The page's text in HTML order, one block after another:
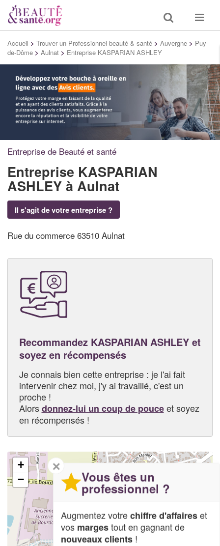
Toggle
search
Toggle
Accueil > Trouver un Professionnel beauté & santé > Auvergne > Puy-
de-Dôme > Aulnat > Entreprise KASPARIAN ASHLEY
Entreprise de Beauté et santé
Entreprise KASPARIAN
ASHLEY à Aulnat
Il s'agit de votre entreprise ?
Rue du commerce 63510 Aulnat
Recommandez KASPARIAN ASHLEY et
soyez en récompensés
Je connais bien cette entreprise : je l'ai fait
intervenir chez moi, j'y ai travaillé, c'est un
proche !
Alorsdonnez-lui un coup de pouceet soyez
en récompensés !
+
−
✕
Vous êtes un
professionnel ?
Augmentez votrechiffre d'affaireset
vos margestout en gagnant de
nouveaux clients !